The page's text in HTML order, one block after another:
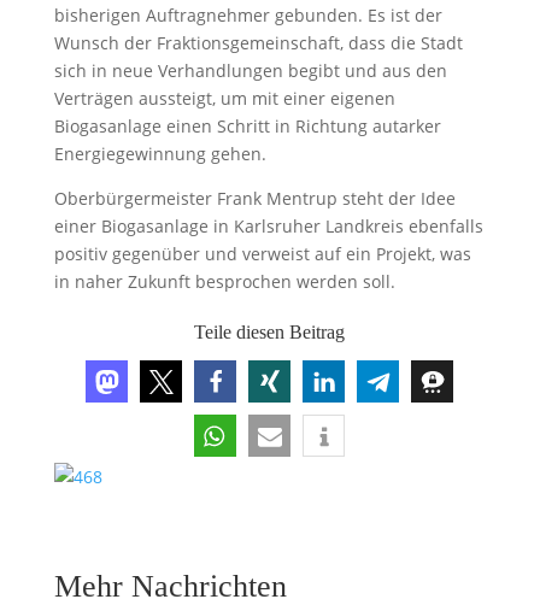
bisherigen Auftragnehmer gebunden. Es ist der
Wunsch der Fraktionsgemeinschaft, dass die Stadt
sich in neue Verhandlungen begibt und aus den
Verträgen aussteigt, um mit einer eigenen
Biogasanlage einen Schritt in Richtung autarker
Energiegewinnung gehen.
Oberbürgermeister Frank Mentrup steht der Idee
einer Biogasanlage in Karlsruher Landkreis ebenfalls
positiv gegenüber und verweist auf ein Projekt, was
in naher Zukunft besprochen werden soll.
Teile diesen Beitrag
Mehr Nachrichten